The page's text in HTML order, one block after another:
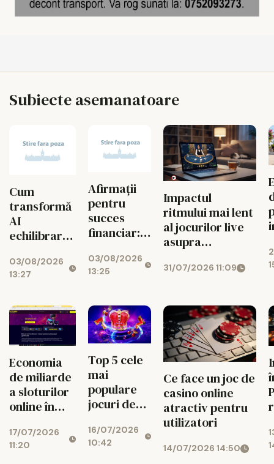
Subiecte asemanatoare
Cum
transformă
AI
echilibrarea
noroc
03/08/2026
13:27
Afirmații
pentru
succes
financiar:
atragi banii
zilnic
03/08/2026
13:25
Impactul
ritmului mai lent
al jocurilor live
asupra
bugetului la
31/07/2026 11:09
Economia
de miliarde
a sloturilor
online în
17/07/2026
11:20
Top 5 cele
mai
populare
jocuri de
online
16/07/2026
10:42
Ce face un joc de
casino online
atractiv pentru
utilizatori
14/07/2026 14:50